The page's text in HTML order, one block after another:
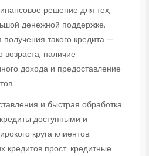
решение для тех,
денежной поддержке.
такого кредита —
возраста, наличие
дохода и предоставление
и быстрая обработка
доступными и
круга клиентов.
кредитов прост: кредитные